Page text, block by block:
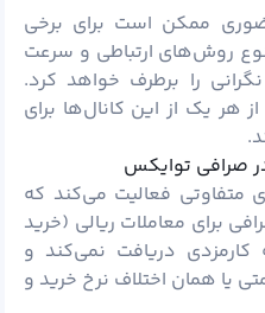
ممکن است برای برخی
تنوع روش‌های ارتباطی و سرعت
را برطرف خواهد کرد.
هر یک از این کانال‌ها برای
صرافی توایکس
متفاوتی فعالیت می‌کند که
برای معاملات ریالی (خرید
دریافت نمی‌کند و
یا همان اختلاف نرخ خرید و